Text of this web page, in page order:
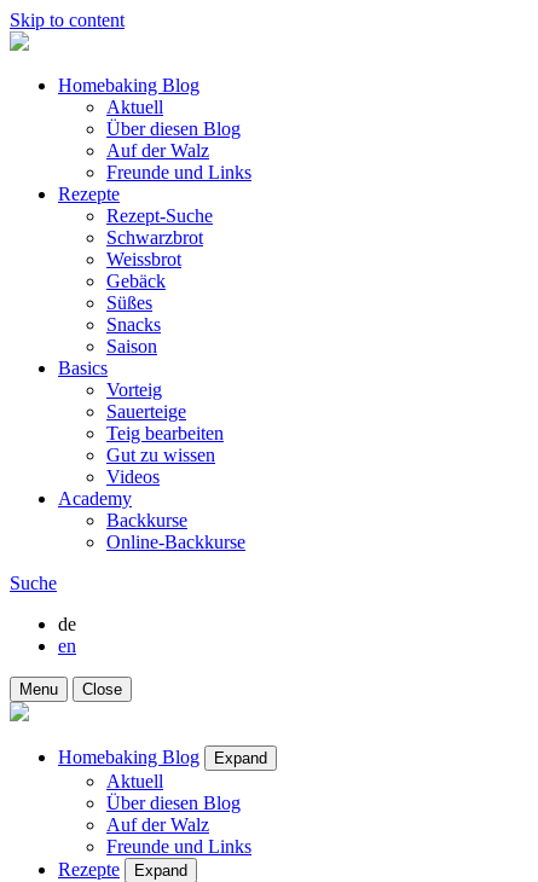
Skip to content
Homebaking Blog
Aktuell
Über diesen Blog
Auf der Walz
Freunde und Links
Rezepte
Rezept-Suche
Schwarzbrot
Weissbrot
Gebäck
Süßes
Snacks
Saison
Basics
Vorteig
Sauerteige
Teig bearbeiten
Gut zu wissen
Videos
Academy
Backkurse
Online-Backkurse
Suche
de
en
Menu Close
Homebaking Blog Expand
Aktuell
Über diesen Blog
Auf der Walz
Freunde und Links
Rezepte
Expand